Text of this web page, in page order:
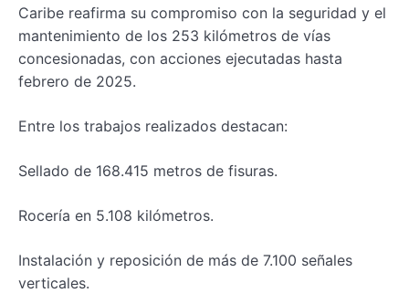
Caribe reafirma su compromiso con la seguridad y el
mantenimiento de los 253 kilómetros de vías
concesionadas, con acciones ejecutadas hasta
febrero de 2025.
Entre los trabajos realizados destacan:
Sellado de 168.415 metros de fisuras.
Rocería en 5.108 kilómetros.
Instalación y reposición de más de 7.100 señales
verticales.